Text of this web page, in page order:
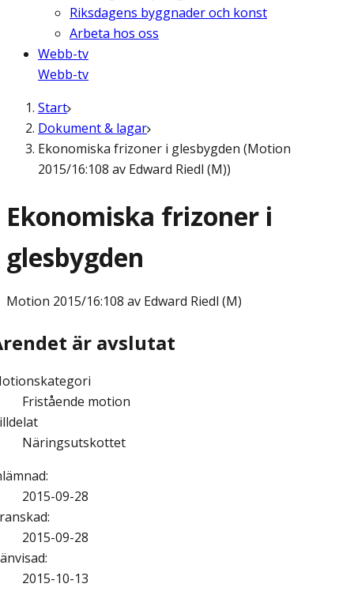
Riksdagens byggnader och konst
Arbeta hos oss
Webb-tv
Webb-tv
Start
Dokument & lagar
Ekonomiska frizoner i glesbygden (Motion
2015/16:108 av Edward Riedl (M))
Ekonomiska frizoner i
glesbygden
Motion 2015/16:108 av Edward Riedl (M)
är avslutat
Fristående motion
Näringsutskottet
:
2015-09-28
:
2015-09-28
:
2015-10-13